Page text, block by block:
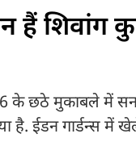
शिवांग
के छठे मुकाबले में
है. ईडन गार्डन्स में